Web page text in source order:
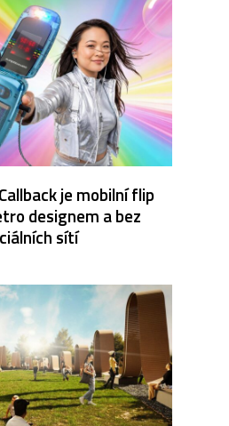
je mobilní flip
designem a bez
sítí